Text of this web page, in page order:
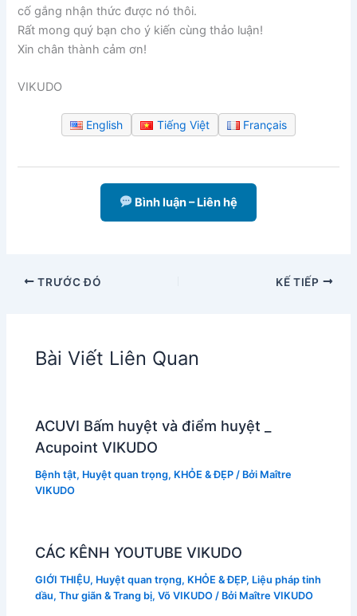
cố gắng nhận thức được nó thôi.
Rất mong quý bạn cho ý kiến cùng thảo luận!
Xin chân thành cảm ơn!
VIKUDO
English Tiếng Việt Français
Bình luận – Liên hệ
TRƯỚC ĐÓ KẾ TIẾP
Bài Viết Liên Quan
ACUVI Bấm huyệt và điểm huyệt _
Acupoint VIKUDO
Bệnh tật, Huyệt quan trọng, KHỎE & ĐẸP / Bởi Maître
VIKUDO
CÁC KÊNH YOUTUBE VIKUDO
GIỚI THIỆU, Huyệt quan trọng, KHỎE & ĐẸP, Liệu pháp tinh
dầu,Thư giãn & Trang bị,Võ VIKUDO / Bởi Maître VIKUDO